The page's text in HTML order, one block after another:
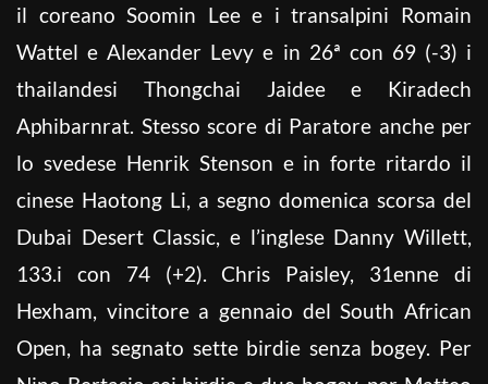
il coreano Soomin Lee e i transalpini Romain
Wattel e Alexander Levy e in 26ª con 69 (-3) i
thailandesi Thongchai Jaidee e Kiradech
Aphibarnrat. Stesso score di Paratore anche per
lo svedese Henrik Stenson e in forte ritardo il
cinese Haotong Li, a segno domenica scorsa del
Dubai Desert Classic, e l’inglese Danny Willett,
133.i con 74 (+2). Chris Paisley, 31enne di
Hexham, vincitore a gennaio del South African
Open, ha segnato sette birdie senza bogey. Per